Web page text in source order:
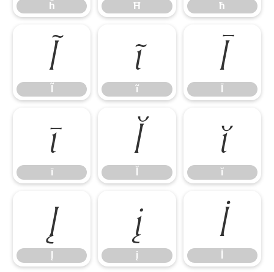
ĥ Ħ ħ
Ĩ ĩ
ĩ
Ī
ī
ī
Ĭ ĭ
ĭ
Į į
į
İ